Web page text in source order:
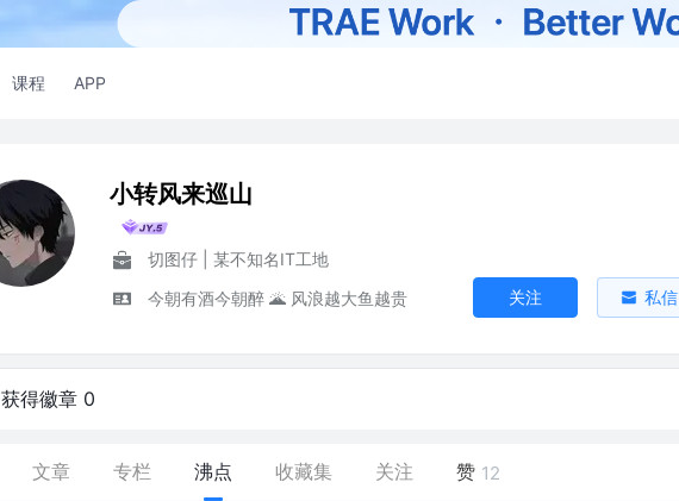
课程 APP
小转风来巡山
切图仔 | 某不知名IT工地
今朝有酒今朝醉 🌋 风浪越大鱼越贵
关注 私信
获得徽章 0
文章 专栏 沸点 收藏集 关注 赞 12